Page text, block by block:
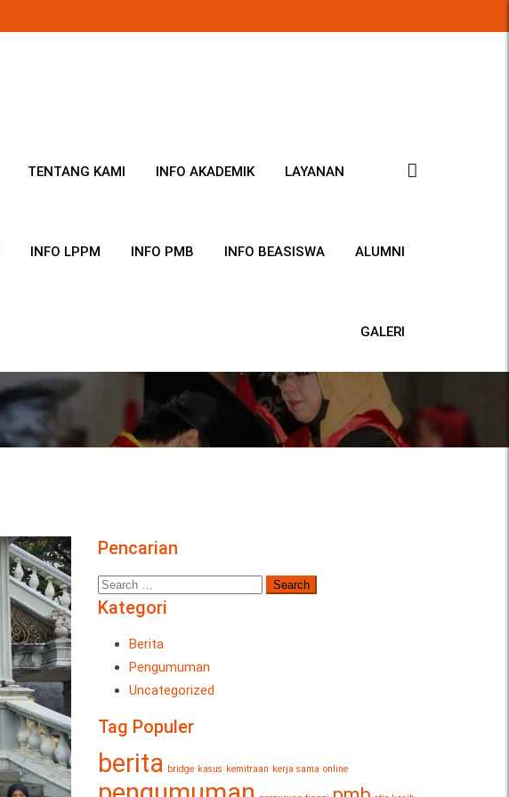
TENTANG KAMI INFO AKADEMIK LAYANAN
INFO LPPM INFO PMB INFO BEASISWA ALUMNI
GALERI
Pencarian
Kategori
Berita
Pengumuman
Uncategorized
Tag Populer
berita bridge kasus kemitraan kerja sama online